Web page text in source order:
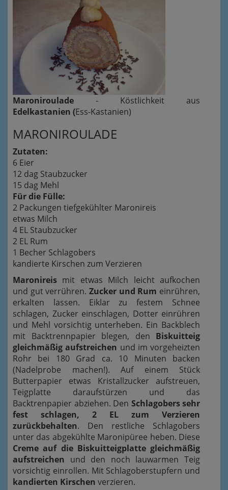
Maroniroulade - Köstlichkeit aus
Edelkastanien (Ess-Kastanien)
MARONIROULADE
Zutaten:
6 Eier
12 dag Staubzucker
15 dag Mehl
Für die Fülle:
2 Packungen tiefgekühlter Maronireis
etwas Milch
4 EL Staubzucker
2 EL Rum
1 Becher Schlagobers
kandierte Kirschen zum Verzieren
Maronireis mit etwas Milch leicht aufkochen
und gut verrühren. Zucker und Rum einrühren,
erkalten lassen. Eiklar zu festem Schnee
schlagen, Zucker einschlagen, Dotter einrühren
und Mehl vorsichtig unterheben. Ein Backblech
mit Backtrennpapier blegen, den Biskuitteig
gleichmäßig aufstreichen und im vorgeheizten
Rohr bei 180 Grad ca. 10 Minuten backen
(Nadelprobe machen!). Auf einem Stück
Butterpapier etwas Kristallzucker aufstreuen,
Teigplatte daraufstürzen und das
Backtrenpapier abziehen. Den Schlagobers sehr
fest schlagen, 2 EL zum Verzieren
zurückbehalten. Den restliche Schlagobers
unter das abgekühlte Maronipüree heben. Diese
Creme auf die Biskuitteigplatte gleichmäßig
aufstreichen und den noch lauwarmen Teig
vorsichtig einrollen. Mit Schlagoberstupfern und
kandierten Kirschen verzieren.